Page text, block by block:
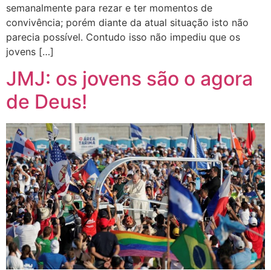
semanalmente para rezar e ter momentos de
convivência; porém diante da atual situação isto não
parecia possível. Contudo isso não impediu que os
jovens […]
JMJ: os jovens são o agora
de Deus!